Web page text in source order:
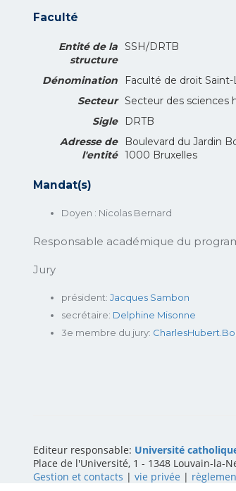
Faculté
Entité de la
structure
SSH/DRTB
Dénomination Faculté de droit Saint-
Secteur Secteur des sciences
Sigle
DRTB
Adresse de
l'entité
Boulevard du Jardin
1000 Bruxelles
Mandat(s)
Doyen : Nicolas Bernard
Responsable académique du
Jury
président: Jacques Sambon
secrétaire: Delphine Misonne
3e membre du jury:
Editeur responsable: Université
Place de l'Université, 1 - 1348 Louvain-la-
Gestion et contacts | vie privée |